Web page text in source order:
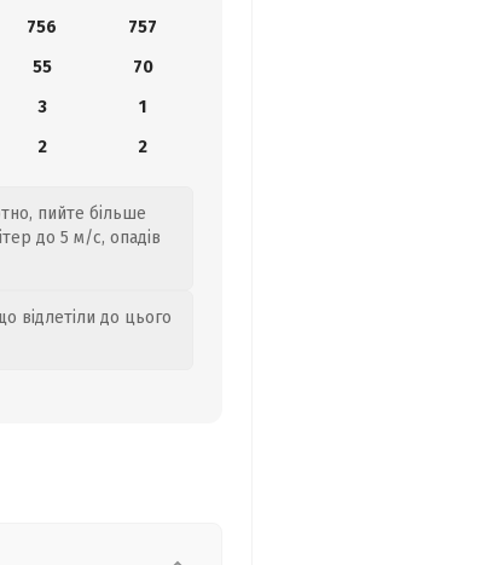
756
757
55
70
3
1
2 2
пийте більше
до 5 м/с, опадів
відлетіли до цього